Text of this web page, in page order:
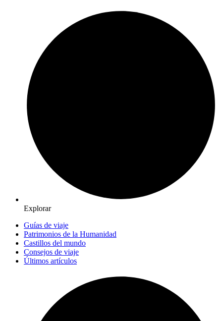
Explorar
Guías de viaje
Patrimonios de la Humanidad
Castillos del mundo
Consejos de viaje
Últimos artículos